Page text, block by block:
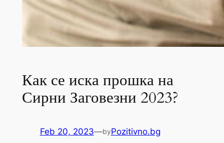
Как се иска прошка на
Сирни Заговезни 2023?
Feb 20, 2023—byPozitivno.bg